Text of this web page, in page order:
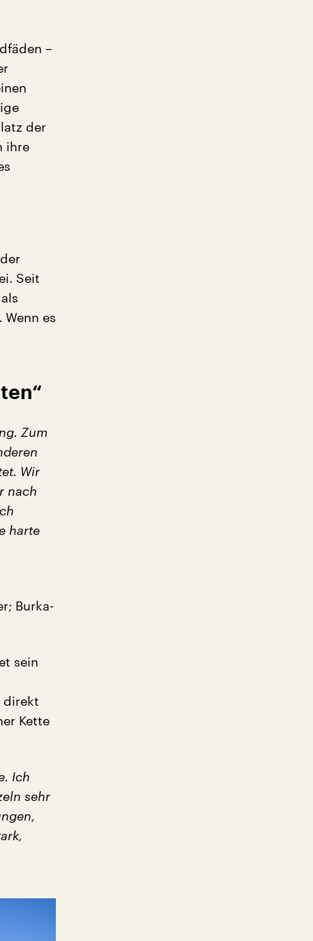
–
der
ihre
Seit
es
Zum
Wir
nach
harte
Burka-
sein
direkt
Kette
Ich
sehr